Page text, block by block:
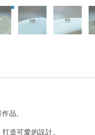
品。
造可愛的設計。